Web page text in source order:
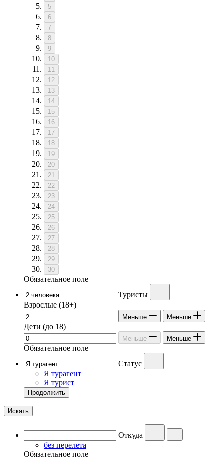
5
6
7
8
9
10
11
12
13
14
15
16
17
18
19
20
21
22
23
24
25
26
27
28
29
30
Обязательное поле
Туристы
Взрослые (18+)
Меньше Меньше
Дети (до 18)
Меньше Меньше
Обязательное поле
Статус
Я турагент
Я турист
Продолжить
Искать
Откуда
без перелета
Обязательное поле